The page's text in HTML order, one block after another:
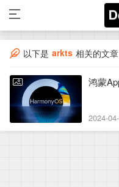
以下是 arkts 相关的文章
鸿蒙
2024-